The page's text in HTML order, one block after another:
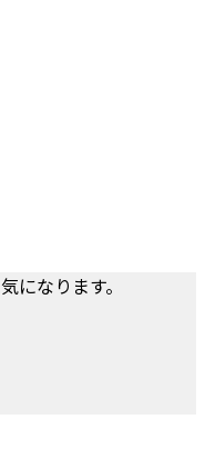
になります。